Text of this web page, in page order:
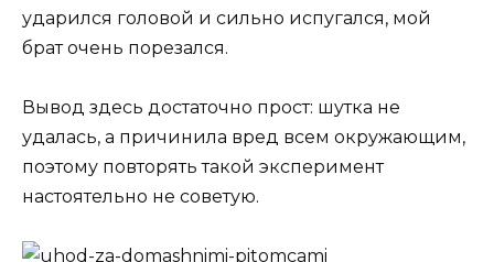
ударился головой и сильно испугался, мой
брат очень порезался.
Вывод здесь достаточно прост: шутка не
удалась, а причинила вред всем окружающим,
поэтому повторять такой эксперимент
настоятельно не советую.